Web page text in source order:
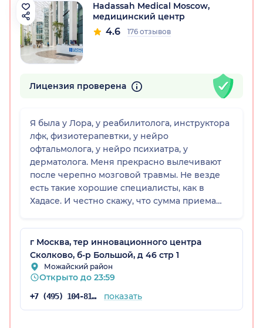
Hadassah Medical Moscow,
медицинский центр
4.6 176 отзывов
Лицензия проверена
Я была у Лора, у реабилитолога, инструктора
лфк, физиотерапевтки, у нейро
офтальмолога, у нейро психиатра, у
дерматолога. Меня прекрасно вылечивают
после черепно мозговой травмы. Не везде
есть такие хорошие специалисты, как в
Хадасе. И честно скажу, что сумма приема
небольшие скидки, еще обожаю их вкусную
кухню) Только администраторы на первом
этаже бывают часто дурковатые))) Почти
всегда тормозят, и на других этажах тоже
иногда тормозят. Путали стоимость оплаты и
этапы приема, забывали сказать врачу что
г Москва, тер инновационного центра
Сколково, б-р Большой, д 46 стр 1
Можайский район
Открыто до 23:59
+7 (495) 104-81-22 показать